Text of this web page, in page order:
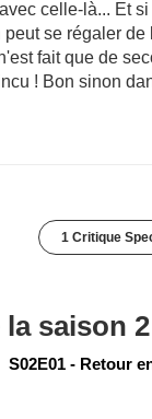
celle-là... Et
se régaler
fait que de
! Bon sinon
1 Critique
saison 2
S02E01 - Retour